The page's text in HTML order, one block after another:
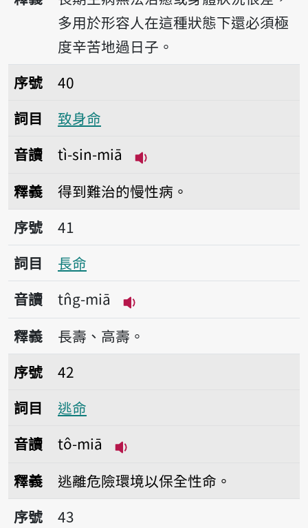
多用於形容人在這種狀態下還必須極
度辛苦地過日子。
序號40致身命
序號
40
詞目
致身命
音讀
tì-sin-miā
釋義
得到難治的慢性病。
序號41長命
序號
41
詞目
長命
音讀
tn̂g-miā
播放音讀tn̂g-miā
釋義
長壽、高壽。
序號42逃命
序號
42
詞目
逃命
音讀
tô-miā
釋義
逃離危險環境以保全性命。
序號43鏨頭短命
序號
43